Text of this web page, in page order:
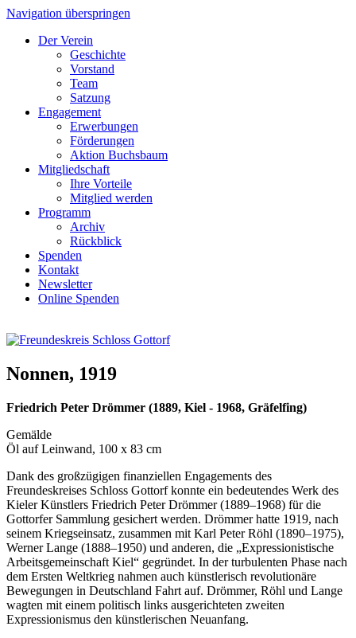
Navigation überspringen
Der Verein
Geschichte
Vorstand
Team
Satzung
Engagement
Erwerbungen
Förderungen
Aktion Buchsbaum
Mitgliedschaft
Ihre Vorteile
Mitglied werden
Programm
Archiv
Rückblick
Spenden
Kontakt
Newsletter
Online Spenden
Nonnen, 1919
Friedrich Peter Drömmer (1889, Kiel - 1968, Gräfelfing)
Gemälde
Öl auf Leinwand, 100 x 83 cm
Dank des großzügigen finanziellen Engagements des
Freundeskreises Schloss Gottorf konnte ein bedeutendes Werk des
Kieler Künstlers Friedrich Peter Drömmer (1889–1968) für die
Gottorfer Sammlung gesichert werden. Drömmer hatte 1919, nach
seinem Kriegseinsatz, zusammen mit Karl Peter Röhl (1890–1975),
Werner Lange (1888–1950) und anderen, die „Expressionistische
Arbeitsgemeinschaft Kiel“ gegründet. In der turbulenten Phase nach
dem Ersten Weltkrieg nahmen auch künstlerisch revolutionäre
Bewegungen in Deutschland Fahrt auf. Drömmer, Röhl und Lange
wagten mit einem politisch links ausgerichteten zweiten
Expressionismus den künstlerischen Neuanfang.